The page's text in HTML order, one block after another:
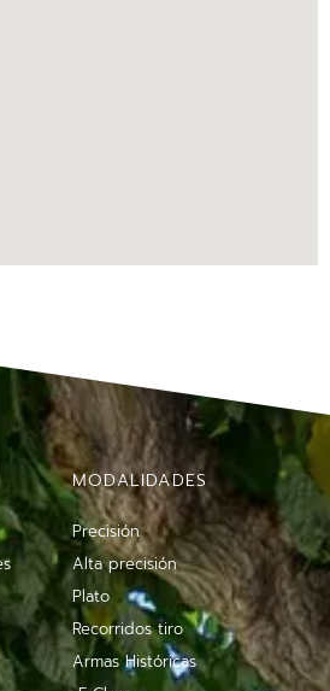
MODALIDADES
Precisión
Alta precisión
Plato
Recorridos tiro
Armas Históricas